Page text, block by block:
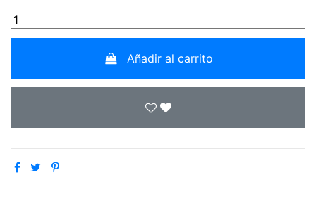
Añadir al carrito